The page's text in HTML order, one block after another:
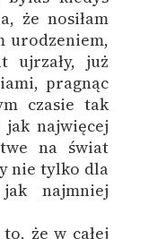
że nosiłam
urodzeniem,
ujrzały, już
pragnąc
czasie tak
najwięcej
na świat
nie tylko dla
najmniej
że w całej